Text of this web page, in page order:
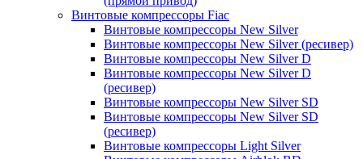
Винтовые компрессоры Fiac
Винтовые компрессоры New Silver
Винтовые компрессоры New Silver (ресивер)
Винтовые компрессоры New Silver D
Винтовые компрессоры New Silver D
(ресивер)
Винтовые компрессоры New Silver SD
Винтовые компрессоры New Silver SD
(ресивер)
Винтовые компрессоры Light Silver